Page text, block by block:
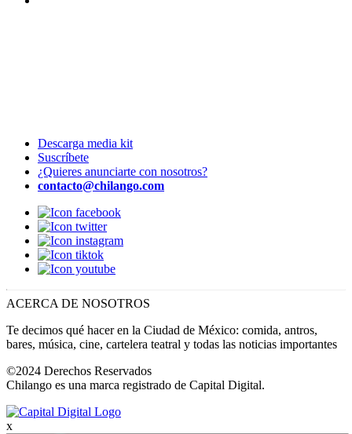
Descarga media kit
Suscríbete
¿Quieres anunciarte con nosotros?
contacto@chilango.com
ACERCA DE NOSOTROS
Te decimos qué hacer en la Ciudad de México: comida, antros,
bares, música, cine, cartelera teatral y todas las noticias importantes
©2024 Derechos Reservados
Chilango es una marca registrado de Capital Digital.
x